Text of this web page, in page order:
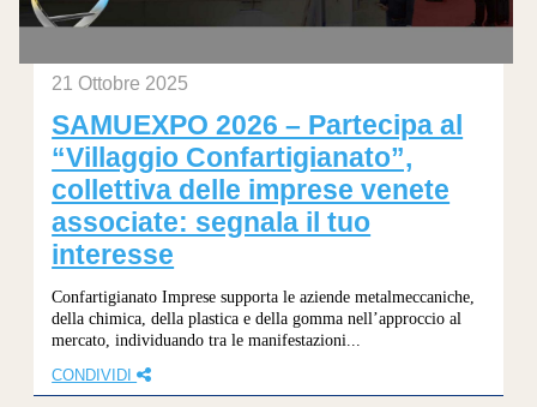
21 Ottobre 2025
SAMUEXPO 2026 – Partecipa al
“Villaggio Confartigianato”,
collettiva delle imprese venete
associate: segnala il tuo
interesse
Confartigianato Imprese supporta le aziende metalmeccaniche,
della chimica, della plastica e della gomma nell’approccio al
mercato, individuando tra le manifestazioni...
CONDIVIDI